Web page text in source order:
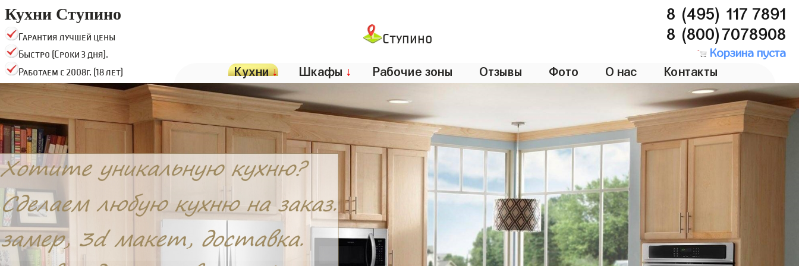
Кухни Ступино
Гарантия лучшей цены
Быстро (Сроки 3 дня).
Работаем с 2008г. (18 лет)
Ступино
8 (495) 117 7891
8 (800)7078908
Корзина пуста
Кухни↓ Шкафы ↓ Рабочие зоны Отзывы Фото О нас Контакты